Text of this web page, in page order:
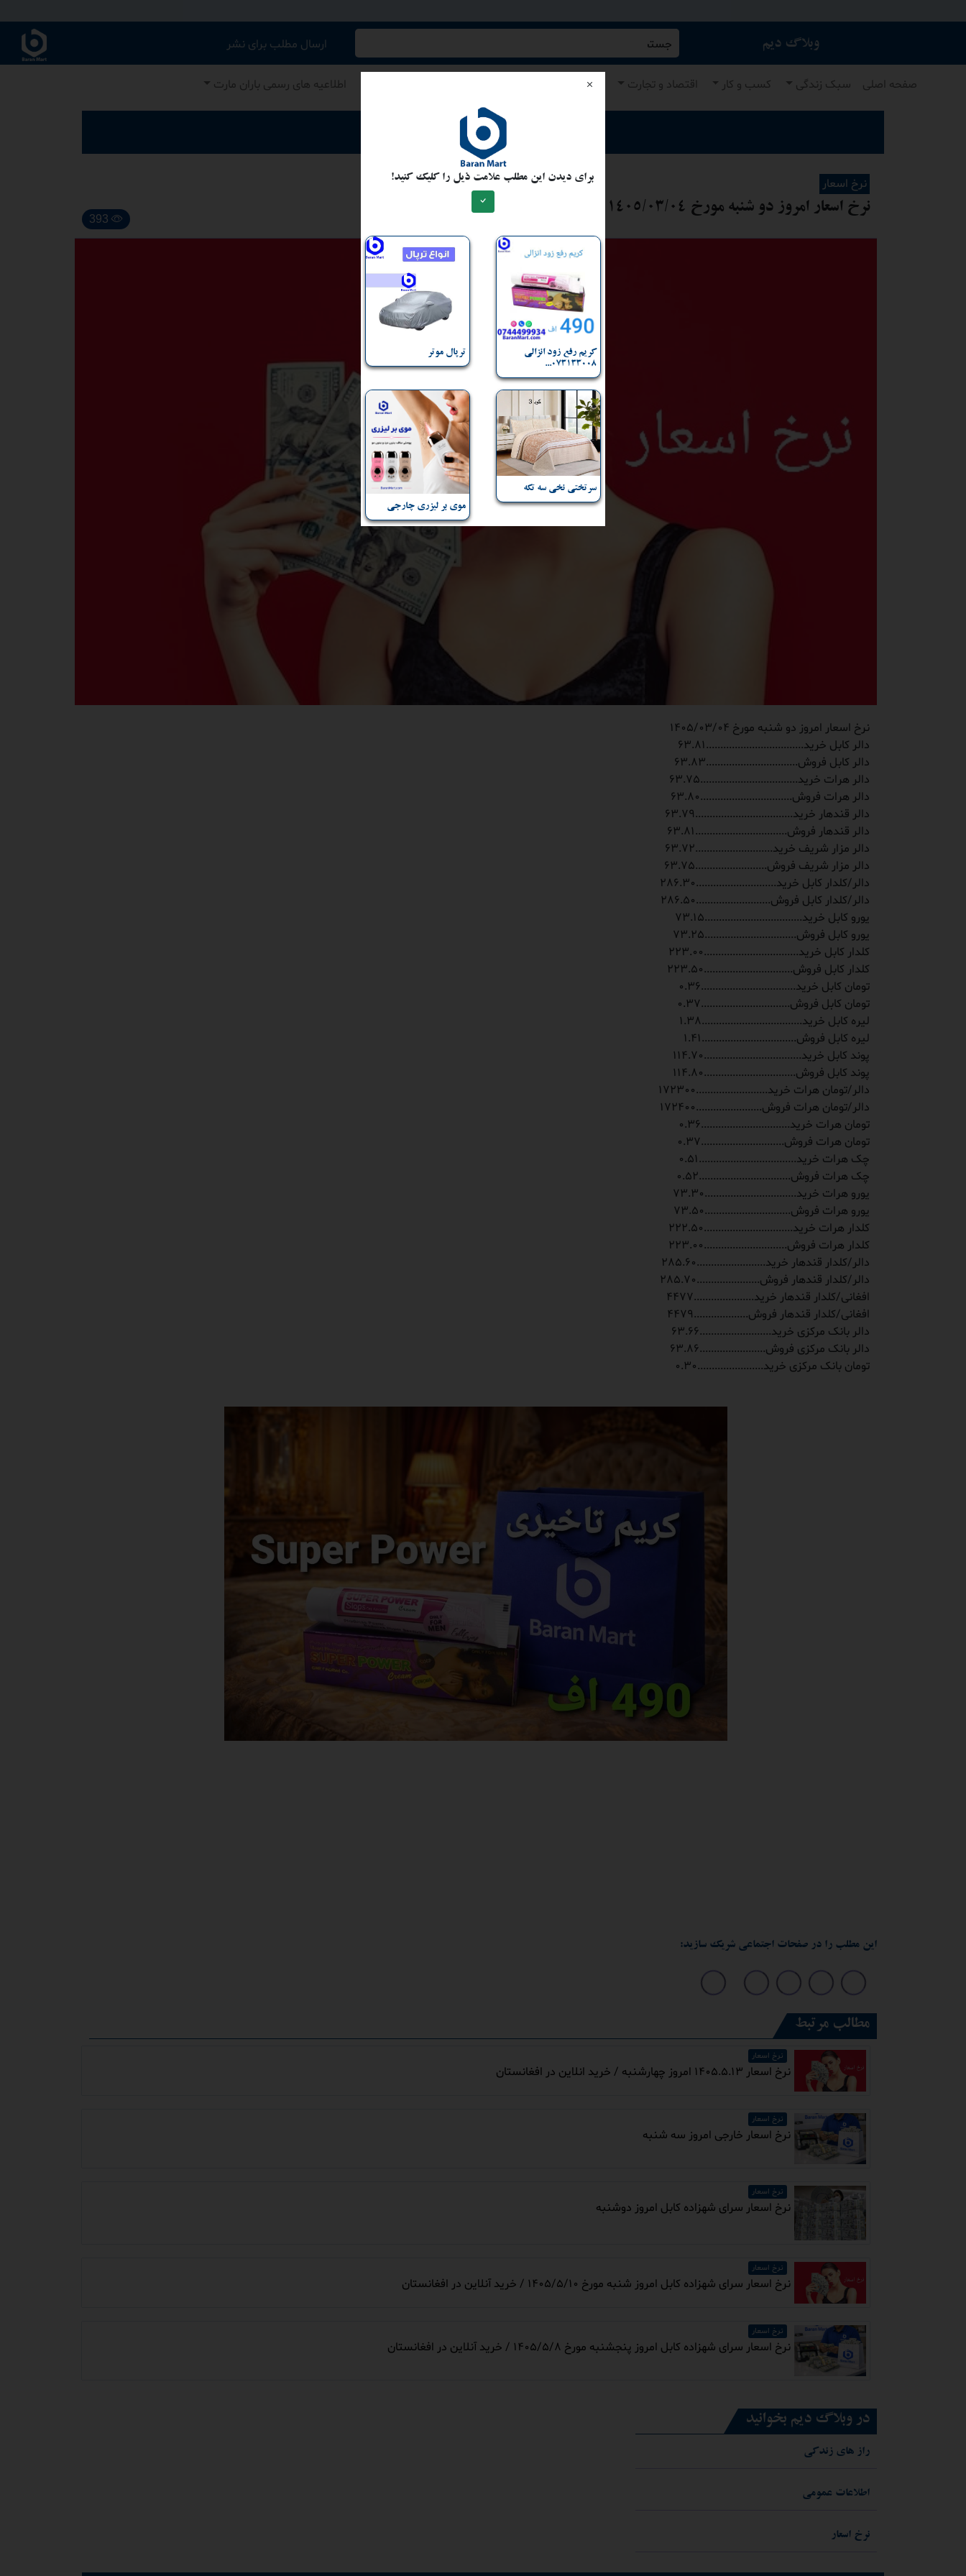
وبلاگ دیم جستجو کنید/ همه چیز در باران مارت ارسال مطلب برای نشر
صفحه اصلی سبک زندگی کسب و کار اقتصاد و تجارت اطلاعات عمومی اطلاعیه های رسمی باران مارت
ارسال مطلب برای نشر
نرخ اسعار
نرخ اسعار امروز دو شنبه مورخ ۱۴۰۵/۰۳/۰۴ / خرید ارزان و آنلاین در افغانستان
نرخ اسعار امروز دو شنبه مورخ ۱۴۰۵/۰۳/۰۴
‏ﺩﺍﻟﺮ ﮐﺎﺑﻞ ﺧﺮﯾﺪ..................................63.81
‏ﺩﺍﻟﺮ ﮐﺎﺑﻞ ﻓﺮﻭﺵ................................63.83
‏ﺩﺍﻟﺮ ﻫﺮﺍﺕ ﺧﺮﯾﺪ..................................63.75
‏ﺩﺍﻟﺮ ﻫﺮﺍﺕ ﻓﺮﻭﺵ................................63.80
‏ﺩﺍﻟﺮ ﻗﻨﺪﻫﺎﺭ ﺧﺮﯾﺪ..................................63.79
‏ﺩﺍﻟﺮ ﻗﻨﺪﻫﺎﺭ ﻓﺮﻭﺵ................................63.81
‏ﺩﺍﻟﺮ ﻣﺰﺍﺭ ﺷﺮﯾﻒ ﺧﺮﯾﺪ...........................63.72
‏ﺩﺍﻟﺮ ﻣﺰﺍﺭ ﺷﺮﯾﻒ ﻓﺮﻭﺵ.........................63.75
‏ﺩﺍﻟﺮ/ﮐﻠﺪﺍﺭ ﮐﺎﺑﻞ ﺧﺮﯾﺪ............................286.30
‏ﺩﺍﻟﺮ/ﮐﻠﺪﺍﺭ ﮐﺎﺑﻞ ﻓﺮﻭﺵ..........................286.50
‏ﯾﻮﺭﻭ ﮐﺎﺑﻞ ﺧﺮﯾﺪ..................................73.15
‏ﯾﻮﺭﻭ ﮐﺎﺑﻞ ﻓﺮﻭﺵ................................73.25
‏ﮐﻠﺪﺍﺭ ﮐﺎﺑﻞ ﺧﺮﯾﺪ.................................223.00
‏ﮐﻠﺪﺍﺭ ﮐﺎﺑﻞ ﻓﺮﻭﺵ...............................223.50
‏ﺗﻮﻣﺎﻥ ﮐﺎﺑﻞ ﺧﺮﯾﺪ.................................0.36
‏ﺗﻮﻣﺎﻥ ﮐﺎﺑﻞ ﻓﺮﻭﺵ...............................0.37
‏ﻟﯿﺮﻩ ﮐﺎﺑﻞ ﺧﺮﯾﺪ...................................1.38
‏ﻟﯿﺮﻩ ﮐﺎﺑﻞ ﻓﺮﻭﺵ.................................1.41
‏ﭘﻮﻧﺪ ﮐﺎﺑﻞ ﺧﺮﯾﺪ..................................114.70
‏ﭘﻮﻧﺪ ﮐﺎﺑﻞ ﻓﺮﻭﺵ................................114.80
‏ﺩﺍﻟﺮ/ﺗﻮﻣﺎﻥ ﻫﺮﺍﺕ ﺧﺮﯾﺪ.........................172300
‏ﺩﺍﻟﺮ/ﺗﻮﻣﺎﻥ ﻫﺮﺍﺕ ﻓﺮﻭﺵ.......................172400
‏ﺗﻮﻣﺎﻥ ﻫﺮﺍﺕ ﺧﺮﯾﺪ...............................0.36
‏ﺗﻮﻣﺎﻥ ﻫﺮﺍﺕ ﻓﺮﻭﺵ.............................0.37
‏ﭼﮏ ﻫﺮﺍﺕ ﺧﺮﯾﺪ..................................0.51
‏ﭼﮏ ﻫﺮﺍﺕ ﻓﺮﻭﺵ................................0.52
‏ﯾﻮﺭﻭ ﻫﺮﺍﺕ ﺧﺮﯾﺪ................................73.30
‏ﯾﻮﺭﻭ ﻫﺮﺍﺕ ﻓﺮﻭﺵ..............................73.50
‏ﮐﻠﺪﺍﺭ ﻫﺮﺍﺕ ﺧﺮﯾﺪ...............................222.50
‏ﮐﻠﺪﺍﺭ ﻫﺮﺍﺕ ﻓﺮﻭﺵ.............................223.00
‏ﺩﺍﻟﺮ/ﮐﻠﺪﺍﺭ ﻗﻨﺪﻫﺎﺭ ﺧﺮﯾﺪ........................285.60
‏ﺩﺍﻟﺮ/ﮐﻠﺪﺍﺭ ﻗﻨﺪﻫﺎﺭ ﻓﺮﻭﺵ......................285.70
‏ﺍﻓﻐﺎﻧﯽ/ﮐﻠﺪﺍﺭ ﻗﻨﺪﻫﺎﺭ ﺧﺮﯾﺪ.....................4477
‏ﺍﻓﻐﺎﻧﯽ/ﮐﻠﺪﺍﺭ ﻗﻨﺪﻫﺎﺭ ﻓﺮﻭﺵ...................4479
‏ﺩﺍﻟﺮ ﺑﺎﻧﮏ ﻣﺮﮐﺰﯼ ﺧﺮﯾﺪ.........................63.66
‏ﺩﺍﻟﺮ ﺑﺎﻧﮏ ﻣﺮﮐﺰﯼ ﻓﺮﻭﺵ.......................63.86
‏ﺗﻮﻣﺎﻥ ﺑﺎﻧﮏ ﻣﺮﮐﺰﯼ ﺧﺮﯾﺪ.......................0.30
این مطلب را در صفحات اجتماعی شریک سازید:
مطالب مرتبط
نرخ اسعار
نرخ اسعار 1405.5.13 امروز چهارشنبه / خرید انلاین در افغانستان
نرخ اسعار
نرخ اسعار خارجی امروز سه شنبه
نرخ اسعار
نرخ اسعار سرای شهزاده کابل امروز دوشنبه
نرخ اسعار
نرخ اسعار سرای شهزاده کابل امروز شنبه مورخ ۱۴۰۵/۵/۱۰ / خرید آنلاین در افغانستان
نرخ اسعار
نرخ اسعار سرای شهزاده کابل امروز پنجشنبه مورخ ۱۴۰۵/۵/۸ / خرید آنلاین در افغانستان
در وبلاگ دیم بخوانید
راز های زندکی
اطلاعات عمومی
نرخ اسعار
برای دیدن این مطلب علامت ذیل را کلیک کنید!
کریم رفع زود انزالی
073133008...
ترپال موتر
سرتختی نخی سه تکه
موی بر لیزری چارجی